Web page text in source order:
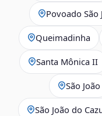
Povoado São
Queimadinha
Santa Mônica II
São João
São João do